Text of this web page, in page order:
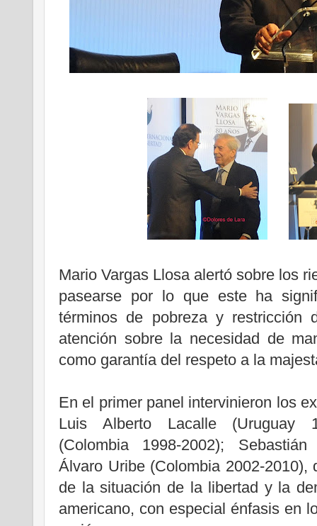
Mario Vargas Llosa alertó sobre los
pasearse por lo que este ha
términos de pobreza y
atención sobre la necesidad de
como garantía del respeto a la
En el primer panel intervinieron los
Luis Alberto Lacalle (Uruguay
(Colombia 1998-2002);
Álvaro Uribe (Colombia 2002-2010),
de la situación de la libertad y la
americano, con especial énfasis en